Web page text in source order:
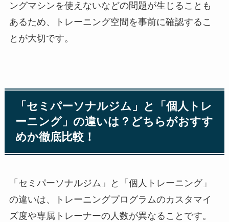
ングマシンを使えないなどの問題が生じることも
あるため、トレーニング空間を事前に確認するこ
とが大切です。
「セミパーソナルジム」と「個人トレ
ーニング」の違いは？どちらがおすす
めか徹底比較！
「セミパーソナルジム」と「個人トレーニング」
の違いは、トレーニングプログラムのカスタマイ
ズ度や専属トレーナーの人数が異なることです。